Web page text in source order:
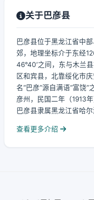
关于巴彦县
巴彦县位于黑龙江省中
郊，地理坐标介于东经
46°40′之间，东与木兰
区和宾县，北靠绥化市
名“巴彦”源自满语“富饶
彦州，民国二年（1913
巴彦县隶属黑龙江省哈
查看更多介绍